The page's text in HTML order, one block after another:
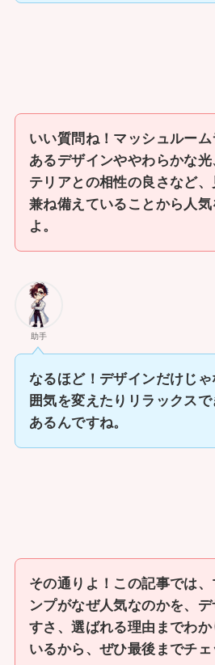
いい質問ね！マッシュルー
あるデザインややわらかな
テリアとの相性の良さなど
兼ね備えていることから人
よ。
助手
なるほど！デザインだけじ
囲気を変えたりリラックス
あるんですね。
その通りよ！この記事では
ンプがなぜ人気なのかを、
すさ、選ばれる理由までわ
いるから、ぜひ最後までチェ